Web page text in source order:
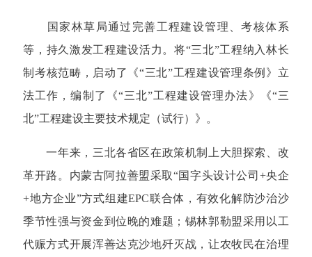
国家林草局通过完善工程建设管理、考核体系
等，持久激发工程建设活力。将“三北”工程纳入林长
制考核范畴，启动了《“三北”工程建设管理条例》立
法工作，编制了《“三北”工程建设管理办法》《“三
北”工程建设主要技术规定（试行）》。
一年来，三北各省区在政策机制上大胆探索、改
革开路。内蒙古阿拉善盟采取“国字头设计公司+央企
+地方企业”方式组建EPC联合体，有效化解防沙治沙
季节性强与资金到位晚的难题；锡林郭勒盟采用以工
代赈方式开展浑善达克沙地歼灭战，让农牧民在治理